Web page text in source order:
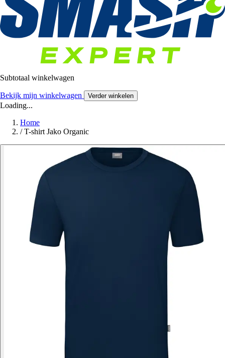
Subtotaal winkelwagen
Bekijk mijn winkelwagen Verder winkelen
Loading...
Home
/ T-shirt Jako Organic